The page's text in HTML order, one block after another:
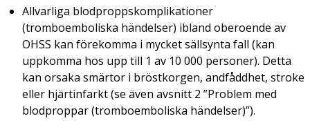
Allvarliga blodproppskomplikationer
(tromboemboliska händelser) ibland oberoende av
OHSS kan förekomma i mycket sällsynta fall (kan
uppkomma hos upp till 1 av 10 000 personer). Detta
kan orsaka smärtor i bröstkorgen, andfåddhet, stroke
eller hjärtinfarkt (se även avsnitt 2 ”Problem med
blodproppar (tromboemboliska händelser)”).